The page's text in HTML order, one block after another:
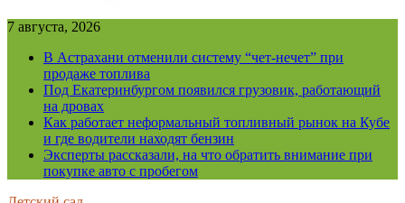
7 августа, 2026
В Астрахани отменили систему “чет-нечет” при
продаже топлива
Под Екатеринбургом появился грузовик, работающий
на дровах
Как работает неформальный топливный рынок на Кубе
и где водители находят бензин
Эксперты рассказали, на что обратить внимание при
покупке авто с пробегом